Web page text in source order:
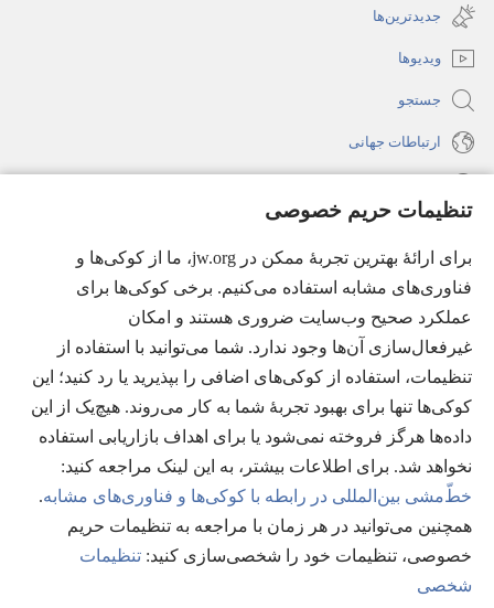
تنظیمات حریم خصوصی
برای ارائهٔ بهترین تجربهٔ ممکن در jw.org، ما از کوکی‌ها و
فناوری‌های مشابه استفاده می‌کنیم. برخی کوکی‌ها برای
عملکرد صحیح وب‌سایت ضروری هستند و امکان
غیرفعال‌سازی آن‌ها وجود ندارد. شما می‌توانید با استفاده از
تنظیمات، استفاده از کوکی‌های اضافی را بپذیرید یا رد کنید؛ این
کوکی‌ها تنها برای بهبود تجربهٔ شما به کار می‌روند. هیچ‌یک از این
داده‌ها هرگز فروخته نمی‌شود یا برای اهداف بازاریابی استفاده
نخواهد شد. برای اطلاعات بیشتر، به این لینک مراجعه کنید:‏
خطّ‌مشی بین‌المللی در رابطه با کوکی‌ها و فناوری‌های مشابه.
همچنین می‌توانید در هر زمان با مراجعه به تنظیمات حریم
خصوصی، تنظیمات خود را شخصی‌سازی کنید:‏ تنظیمات
شخصی
می‌شود)
جدید
باز
می‌شود)
جدیدترین‌ها
ویدیوها
جستجو
ارتباطات جهانی
(پنجره‌ای
جدید
می‌شود)
(پنجره‌ای
جدید
می‌شود)
JW Hub
®
(پنجره‌ای
باز
می‌شود)
®
JW Library
Watchtower Library
© 2026 Watch Tower Bible and Tract Society of Pennsylvania.